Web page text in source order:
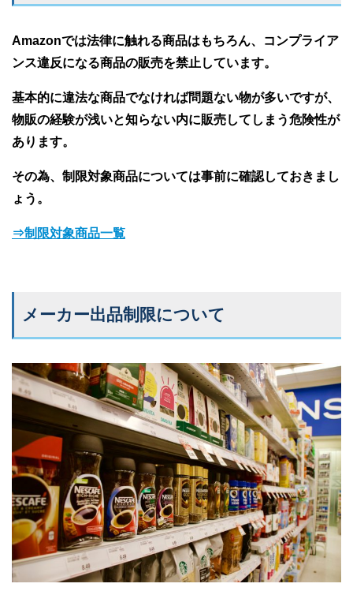
Amazonでは法律に触れる商品はもちろん、コンプライア
ンス違反になる商品の販売を禁止しています。
基本的に違法な商品でなければ問題ない物が多いですが、
物販の経験が浅いと知らない内に販売してしまう危険性が
あります。
その為、制限対象商品については事前に確認しておきまし
ょう。
⇒制限対象商品一覧
メーカー出品制限について